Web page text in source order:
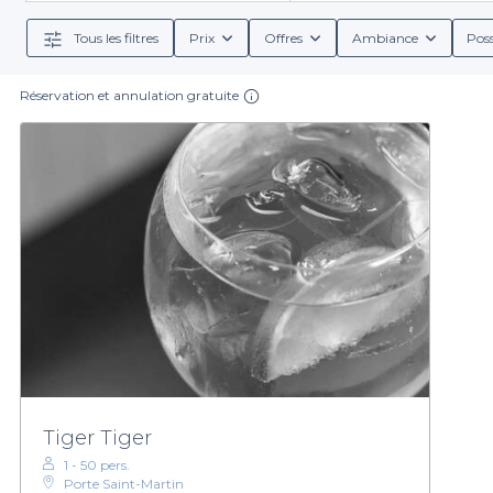
Réserver une table dans l'un de ces restaurants
avec des informations détaillées sur les conditions
comparer les différents lieux et choisir celui qui
Pour vos prochaines sorties au cœur de la capitale,
par l’un de ces établissements qui sauront allier
Tous les filtres Prix Offres Ambiance
Réservation et annulation gratuite
Tiger Tiger
1 - 50 pers.
Porte Saint-Martin